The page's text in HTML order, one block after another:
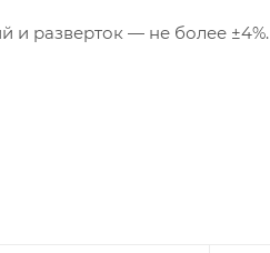
и разверток — не более ±4%.